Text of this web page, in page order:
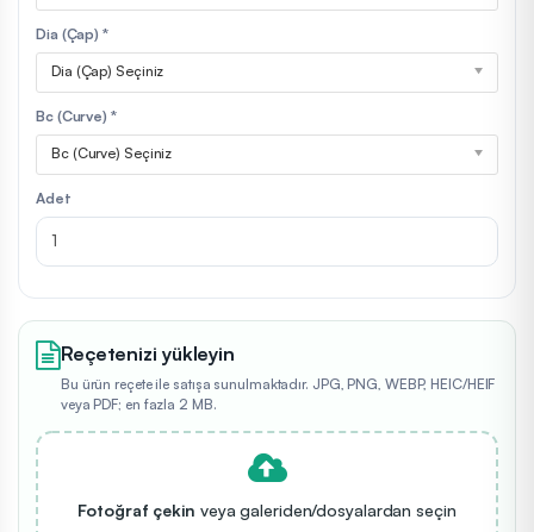
Dia (Çap) *
Dia (Çap) Seçiniz
Bc (Curve) *
Bc (Curve) Seçiniz
Adet
Reçetenizi yükleyin
Bu ürün reçete ile satışa sunulmaktadır. JPG, PNG, WEBP, HEIC/HEIF
veya PDF; en fazla 2 MB.
Fotoğraf çekin veya galeriden/dosyalardan seçin